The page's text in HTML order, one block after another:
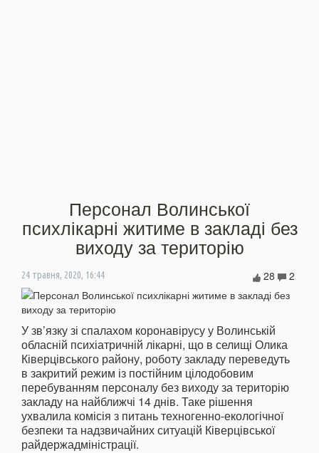
Персонал Волинської
психлікарні житиме в закладі без
виходу за територію
24 травня, 2020, 16:44 2
28
У зв’язку зі спалахом коронавірусу у Волинській
обласній психіатричній лікарні, що в селищі Олика
Ківерцівського району, роботу закладу переведуть
в закритий режим із постійним цілодобовим
перебуванням персоналу без виходу за територію
закладу на найближчі 14 днів. Таке рішення
ухвалила комісія з питань техногенно-екологічної
безпеки та надзвичайних ситуацій Ківерцівської
райдержадміністрації.